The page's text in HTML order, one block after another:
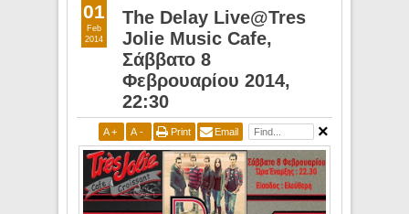
The Delay Live@Tres
Jolie Music Cafe,
Σάββατο 8
Φεβρουαρίου 2014,
22:30
A + A - Print Email
01
Feb
2014